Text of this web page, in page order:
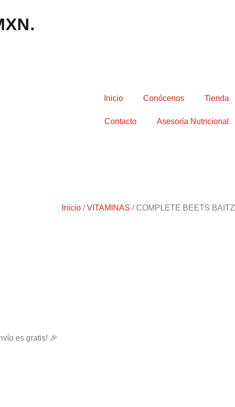
Inicio Conócenos Tienda
Contacto Asesoría Nutricional
Inicio /VITAMINAS / COMPLETE BEETS BAITZ
es gratis! 🎉